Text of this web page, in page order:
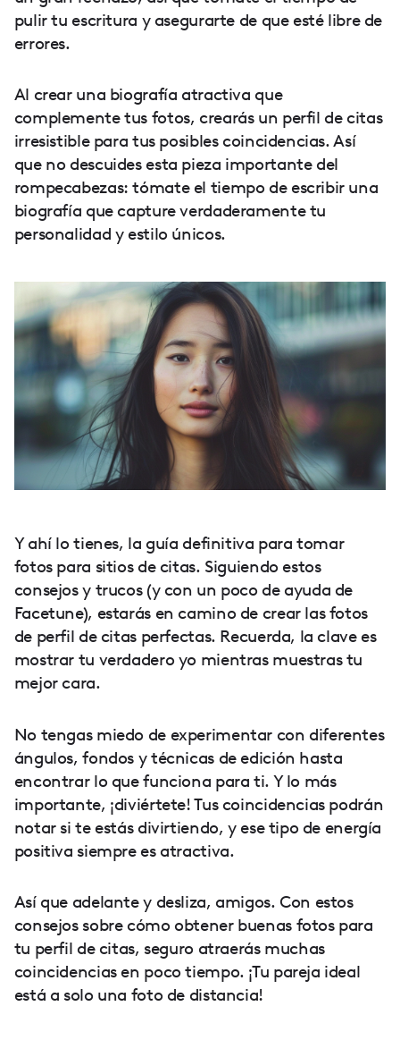
pulir tu escritura y asegurarte de que esté libre de
errores.
Al crear una biografía atractiva que
complemente tus fotos, crearás un perfil de citas
irresistible para tus posibles coincidencias. Así
que no descuides esta pieza importante del
rompecabezas: tómate el tiempo de escribir una
biografía que capture verdaderamente tu
personalidad y estilo únicos.
Y ahí lo tienes, la guía definitiva para tomar
fotos para sitios de citas. Siguiendo estos
consejos y trucos (y con un poco de ayuda de
Facetune), estarás en camino de crear las fotos
de perfil de citas perfectas. Recuerda, la clave es
mostrar tu verdadero yo mientras muestras tu
mejor cara.
No tengas miedo de experimentar con diferentes
ángulos, fondos y técnicas de edición hasta
encontrar lo que funciona para ti. Y lo más
importante, ¡diviértete! Tus coincidencias podrán
notar si te estás divirtiendo, y ese tipo de energía
positiva siempre es atractiva.
Así que adelante y desliza, amigos. Con estos
consejos sobre cómo obtener buenas fotos para
tu perfil de citas, seguro atraerás muchas
coincidencias en poco tiempo. ¡Tu pareja ideal
está a solo una foto de distancia!